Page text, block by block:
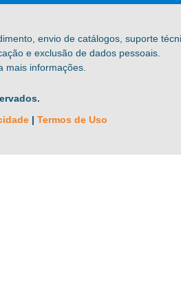
envio de catálogos, suporte
e exclusão de dados pessoais.
mais informações.
| Termos de Uso